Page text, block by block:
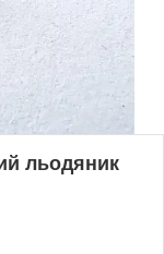
льодяник